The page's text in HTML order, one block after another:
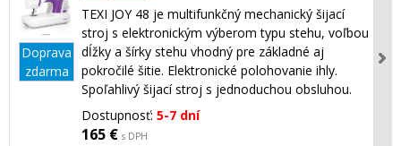
Doprava
zdarma
TEXI JOY 48 je multifunkčný mechanický šijací
stroj s elektronickým výberom typu stehu, voľbou
dĺžky a šírky stehu vhodný pre základné aj
pokročilé šitie. Elektronické polohovanie ihly.
Spoľahlivý šijací stroj s jednoduchou obsluhou.
Dostupnosť: 5-7 dní
165 € s DPH